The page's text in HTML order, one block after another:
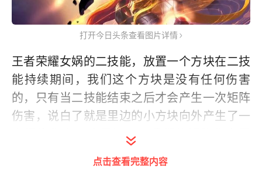
打开今日头条查看图片详情
王者荣耀女娲的二技能，放置一个方块在二技
能持续期间，我们这个方块是没有任何伤害
的，只有当二技能结束之后才会产生一次矩阵
伤害，说白了就是里边的小方块向外产生了一
次爆炸伤害。这里记一下我们的矩阵伤害是
1692，在二技能持续期间，我们的小方块可以
点击查看完整内容